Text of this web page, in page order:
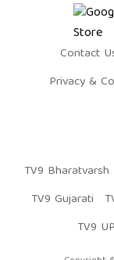
Contact
Privacy &
TV9 Bharatvarsh
TV9 Gujarati
TV9 UP